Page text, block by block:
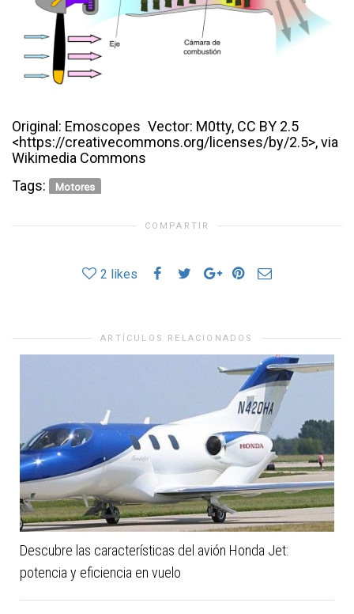
Original: Emoscopes Vector: M0tty, CC BY 2.5
<https://creativecommons.org/licenses/by/2.5>, via
Wikimedia Commons
Tags:
Motores
COMPARTIR
2 likes
ARTÍCULOS RELACIONADOS
Descubre las características del avión Honda Jet:
potencia y eficiencia en vuelo